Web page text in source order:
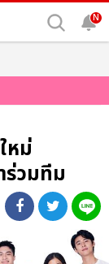
N
หม่
ร่วมทีม